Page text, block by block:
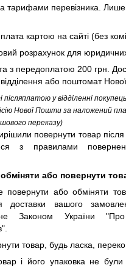
тарифами перевізника.
картою на сайті (без
розрахунок для
з передоплатою 200 грн.
відділення або поштомат
післяплатою у відділенні
Нової Пошти за наложений
переказу)
повернути товар
з правилами
або повернути
повернути або обміняти
доставки вашого
Законом України
.
товар, будь ласка,
і його упаковка не були